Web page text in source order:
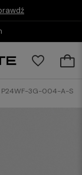
P24WF-3G-004-A-S